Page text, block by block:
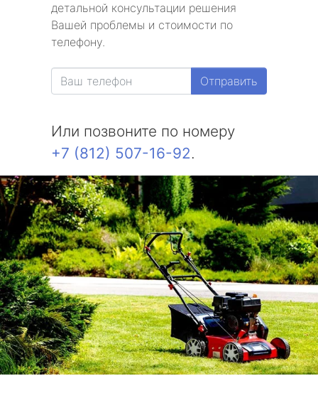
детальной консультации решения
Вашей проблемы и стоимости по
телефону.
Отправить
Или позвоните по номеру
+7 (812) 507-16-92.